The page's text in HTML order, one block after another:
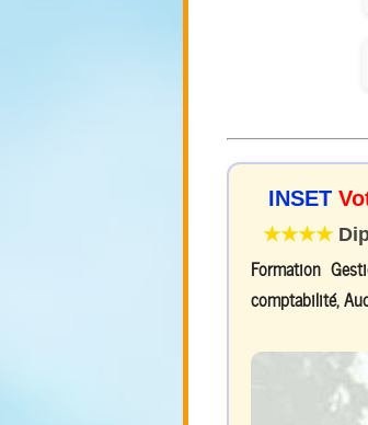
INSET
★★★★
Formation
comptabilité,